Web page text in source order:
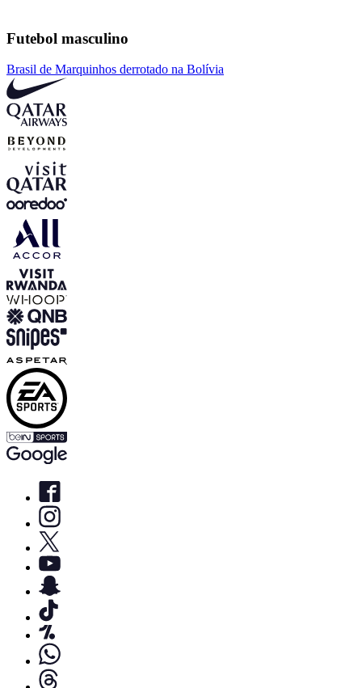
Futebol masculino
Brasil de Marquinhos derrotado na Bolívia